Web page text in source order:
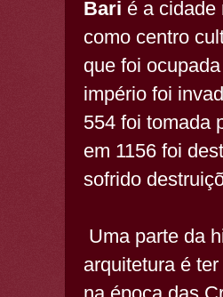
Bari é a cidade
como centro
que foi
império foi
554 foi tomada
em 1156 foi
sofrido
Uma parte da
arquitetura é